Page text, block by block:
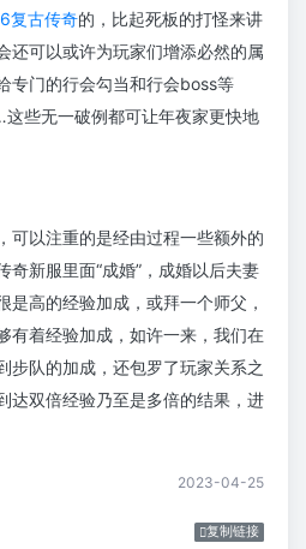
复古传奇的，比起死板的打怪来讲
还可以或许为玩家们增添必然的属
专门的行会勾当和行会boss等
些无一破例都可让年夜家更快地
可以注重的是经由过程一些额外的
奇新服里面“成婚”，成婚以后夫妻
是高的经验加成，或拜一个师父，
有着经验加成，如许一来，我们在
步队的加成，还包罗了玩家关系之
达双倍经验乃至是多倍的结果，进
2023-04-25
复制链接